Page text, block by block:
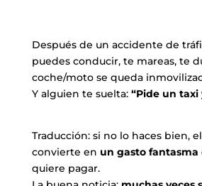
Después de un accidente de
puedes conducir, te mareas, te
coche/moto se queda
Y alguien te suelta: “Pide un taxi
Traducción: si no lo haces bien,
convierte en un gasto fantasma
quiere pagar.